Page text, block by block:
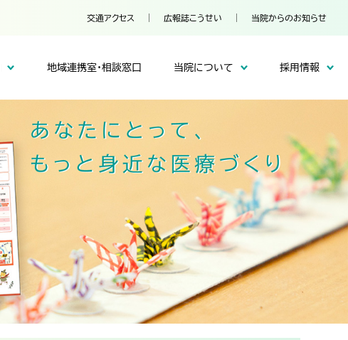
交通アクセス 広報誌こうせい 当院からのお知らせ
整形外科
地域連携室・相談窓口 当院について
患者の権利と義務／患者満足度調査
フロア案内
一般事業主行動計画
各部・課のご案内
採用情報